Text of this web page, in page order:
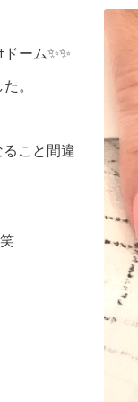
ーム✨✨
。
こと間違